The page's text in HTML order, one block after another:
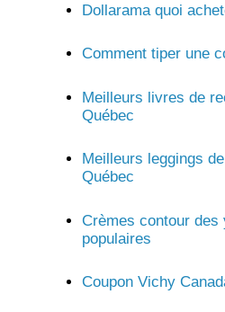
Dollarama quoi
Comment tiper une
Meilleurs livres de
Québec
Meilleurs leggings
Québec
Crèmes contour des
populaires
Coupon Vichy